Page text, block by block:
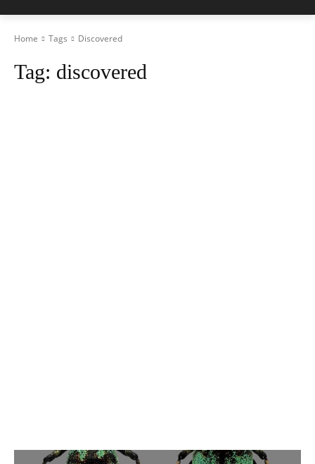
Home Tags Discovered
Tag: discovered